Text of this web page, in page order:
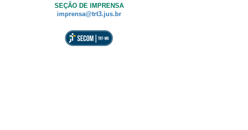
SEÇÃO DE IMPRENSA
imprensa@trt3.jus.br